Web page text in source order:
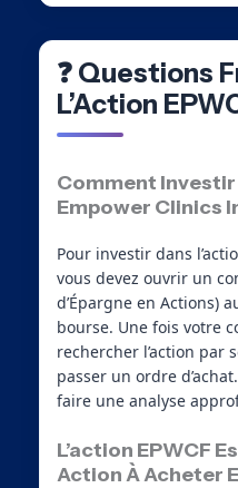
❓ Questions
L’Action
Comment Investir
Empower Clinics
Pour investir dans
vous devez ouvrir un
d’Épargne en Actions)
bourse. Une fois votre
rechercher l’action par
passer un ordre
faire une analyse
L’action EPWCF
Action À Acheter